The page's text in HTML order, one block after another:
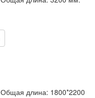
Общая длина: 1800*2200